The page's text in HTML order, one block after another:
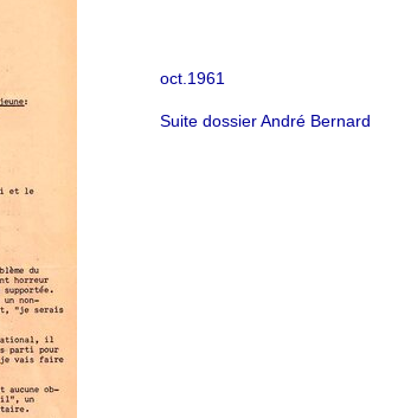
oct.1961
Suite dossier André Bernard